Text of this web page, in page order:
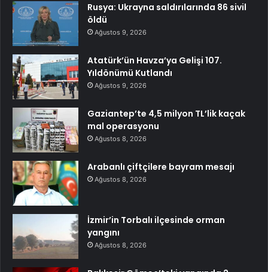
Rusya: Ukrayna saldırılarında 86 sivil
öldü
Ağustos 9, 2026
Atatürk’ün Havza’ya Gelişi 107.
Yıldönümü Kutlandı
Ağustos 9, 2026
Gaziantep’te 4,5 milyon TL’lik kaçak
mal operasyonu
Ağustos 8, 2026
Arabanlı çiftçilere bayram mesajı
Ağustos 8, 2026
İzmir’in Torbalı ilçesinde orman
yangını
Ağustos 8, 2026